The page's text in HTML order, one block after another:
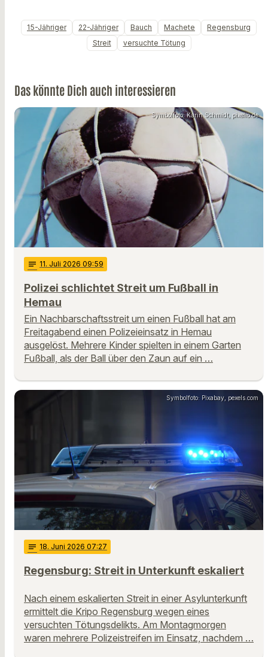
15-Jähriger 22-Jähriger Bauch Machete
Regensburg
Streit
versuchte Tötung
Das könnte Dich auch interessieren
Symbolfoto: Karin Schmidt, pixelio.de
notes 11. Juli 2026 09:59
Polizei schlichtet Streit um Fußball in
Hemau
Ein Nachbarschaftsstreit um einen Fußball hat am
Freitagabend einen Polizeieinsatz in Hemau
ausgelöst. Mehrere Kinder spielten in einem Garten
Fußball, als der Ball über den Zaun auf ein …
Symbolfoto: Pixabay, pexels.com
notes 18. Juni 2026 07:27
Regensburg: Streit in Unterkunft eskaliert
Nach einem eskalierten Streit in einer Asylunterkunft
ermittelt die Kripo Regensburg wegen eines
versuchten Tötungsdelikts. Am Montagmorgen
waren mehrere Polizeistreifen im Einsatz, nachdem …